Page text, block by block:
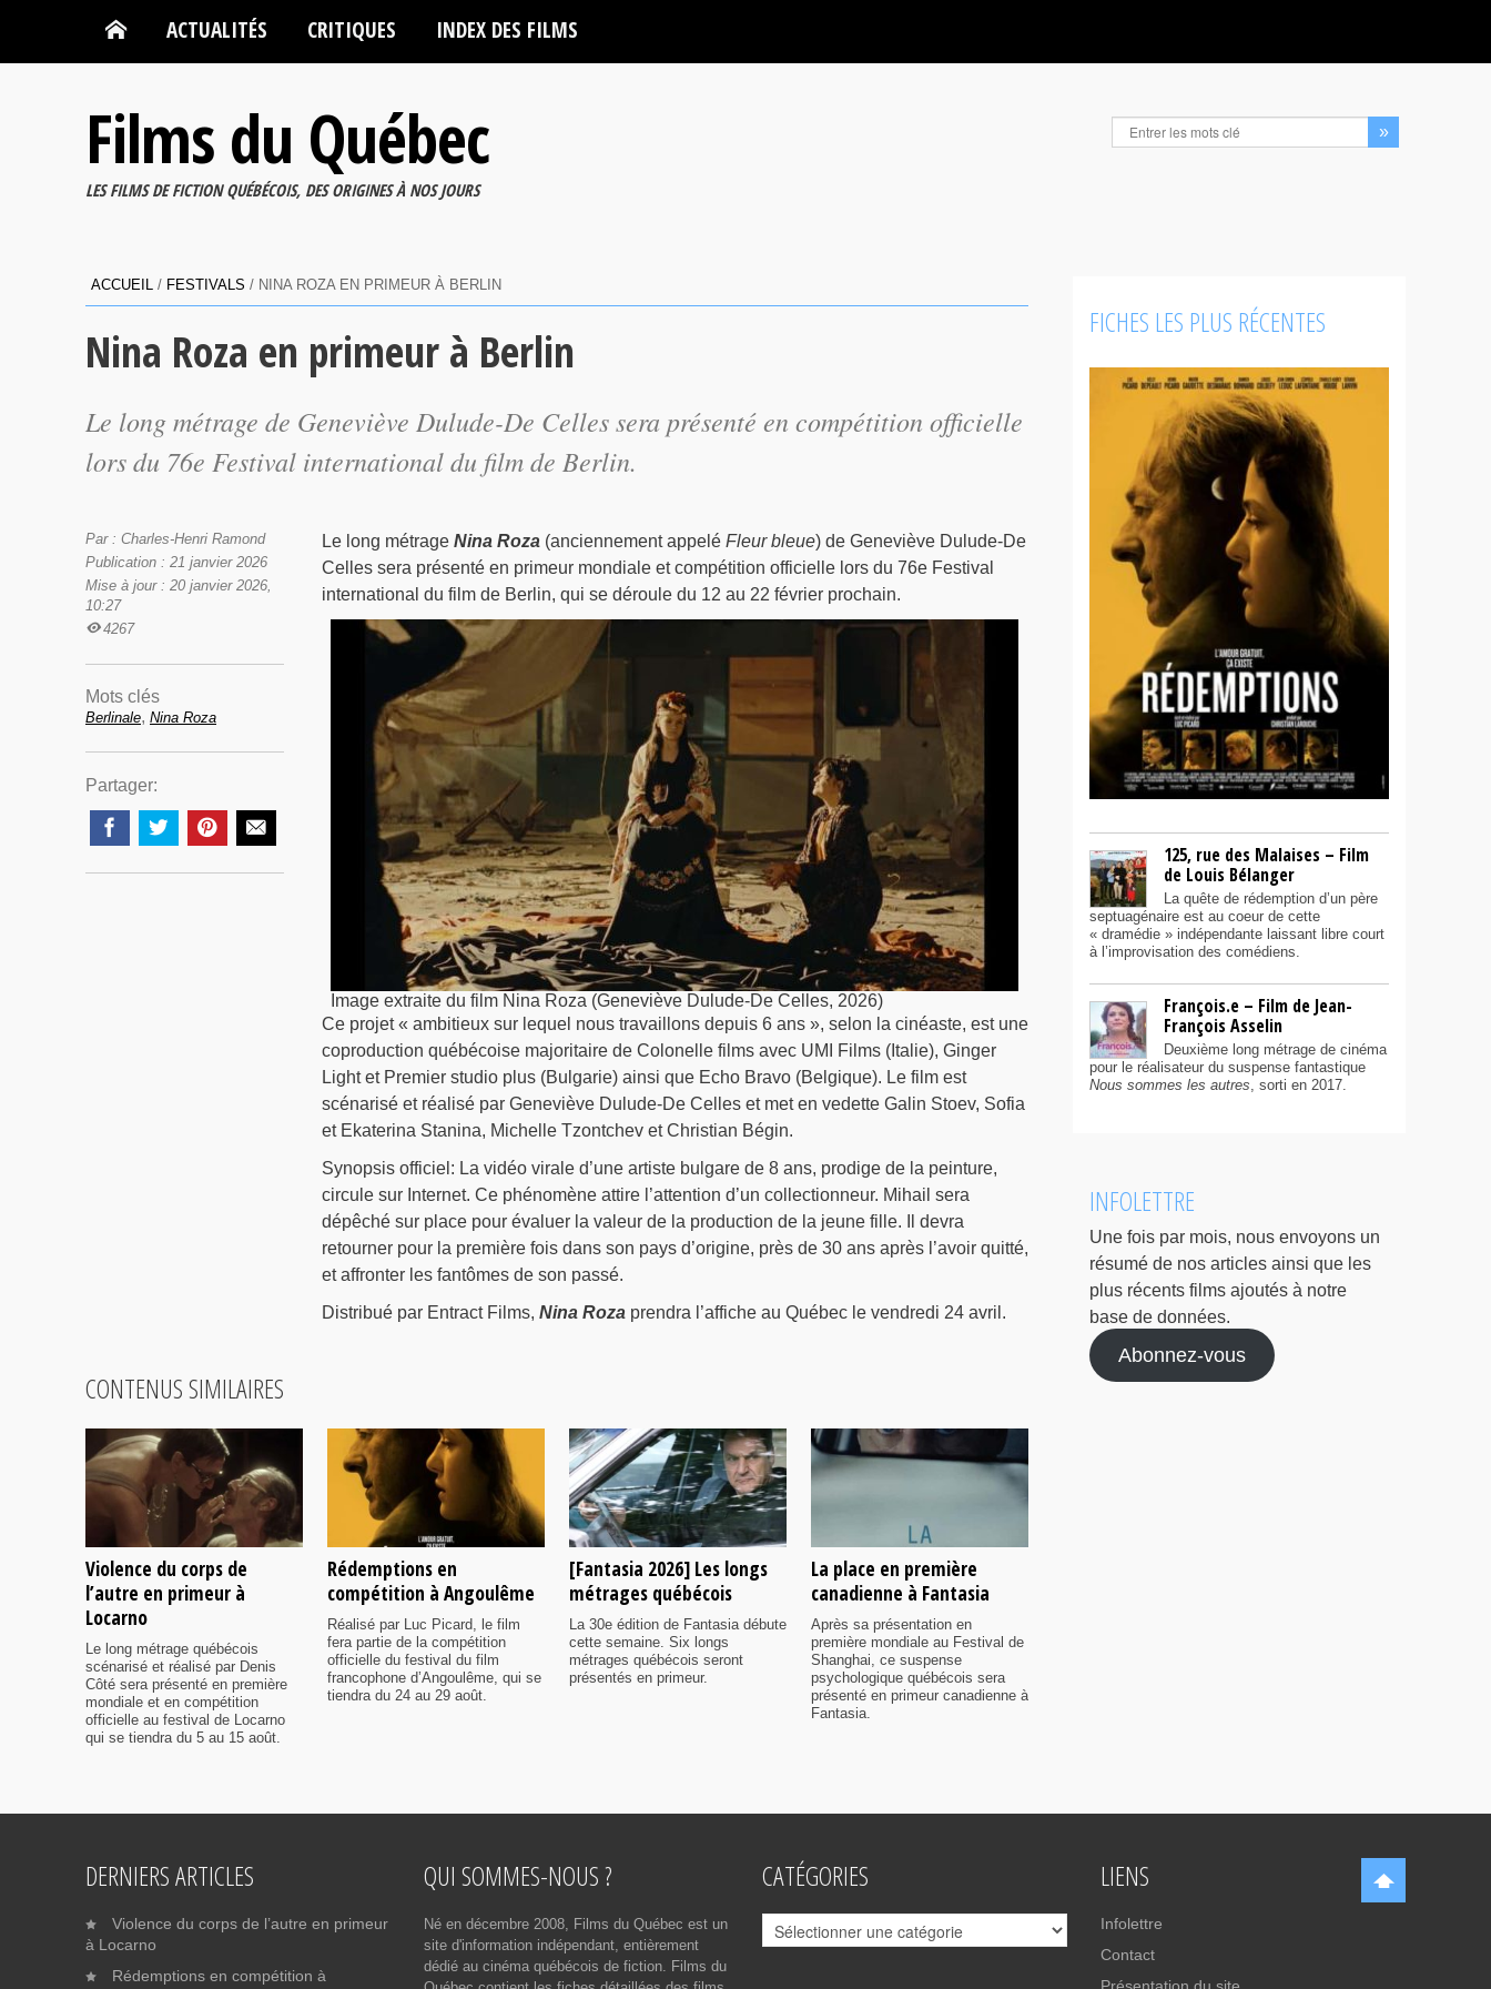
ACTUALITÉS CRITIQUES INDEX DES FILMS
Films du Québec
LES FILMS DE FICTION QUÉBÉCOIS, DES ORIGINES À NOS JOURS
ACCUEIL / FESTIVALS / NINA ROZA EN PRIMEUR À BERLIN
Nina Roza en primeur à Berlin
Le long métrage de Geneviève Dulude-De Celles sera présenté en compétition officielle
lors du 76e Festival international du film de Berlin.
Le long métrage Nina Roza(anciennement appelé Fleur bleue) de Geneviève Dulude-De
Celles sera présenté en primeur mondiale et compétition officielle lors du 76e Festival
international du film de Berlin, qui se déroule du 12 au 22 février prochain.
Image extraite du film Nina Roza (Geneviève Dulude-De Celles, 2026)
Ce projet « ambitieux sur lequel nous travaillons depuis 6 ans », selon la cinéaste, est une
coproduction québécoise majoritaire de Colonelle films avec UMI Films (Italie), Ginger
Light et Premier studio plus (Bulgarie) ainsi que Echo Bravo (Belgique). Le film est
scénarisé et réalisé par Geneviève Dulude-De Celles et met en vedette Galin Stoev, Sofia
et Ekaterina Stanina, Michelle Tzontchev et Christian Bégin.
Synopsis officiel: La vidéo virale d’une artiste bulgare de 8 ans, prodige de la peinture,
circule sur Internet. Ce phénomène attire l’attention d’un collectionneur. Mihail sera
dépêché sur place pour évaluer la valeur de la production de la jeune fille. Il devra
retourner pour la première fois dans son pays d’origine, près de 30 ans après l’avoir quitté,
et affronter les fantômes de son passé.
Distribué par Entract Films, Nina Rozaprendra l’affiche au Québec le vendredi 24 avril.
Par : Charles-Henri Ramond
Publication : 21 janvier 2026
Mise à jour : 20 janvier 2026,
10:27
4267
Mots clés
Berlinale, Nina Roza
Partager:
CONTENUS SIMILAIRES
Violence du corps de
l’autre en primeur à
Locarno
Le long métrage québécois
scénarisé et réalisé par Denis
Côté sera présenté en première
mondiale et en compétition
officielle au festival de Locarno
qui se tiendra du 5 au 15 août.
Rédemptions en
compétition à Angoulême
Réalisé par Luc Picard, le film
fera partie de la compétition
officielle du festival du film
francophone d’Angoulême, qui se
tiendra du 24 au 29 août.
[Fantasia 2026] Les longs
métrages québécois
La 30e édition de Fantasia débute
cette semaine. Six longs
métrages québécois seront
présentés en primeur.
La place en première
canadienne à Fantasia
Après sa présentation en
première mondiale au Festival de
Shanghai, ce suspense
psychologique québécois sera
présenté en primeur canadienne à
Fantasia.
FICHES LES PLUS RÉCENTES
125, rue des Malaises – Film
de Louis Bélanger
La quête de rédemption d’un père
septuagénaire est au coeur de cette
« dramédie » indépendante laissant libre court
à l’improvisation des comédiens.
François.e – Film de Jean-
François Asselin
Deuxième long métrage de cinéma
pour le réalisateur du suspense fantastique
Nous sommes les autres, sorti en 2017.
INFOLETTRE
Une fois par mois, nous envoyons un
résumé de nos articles ainsi que les
plus récents films ajoutés à notre
base de données.
Abonnez-vous
DERNIERS ARTICLES
Violence du corps de l’autre en primeur
à Locarno
Rédemptions en compétition à
QUI SOMMES-NOUS ?
Né en décembre 2008, Films du Québec est un
site d'information indépendant, entièrement
dédié au cinéma québécois de fiction. Films du
CATÉGORIES
Catégories
LIENS
Infolettre
Contact
Présentation du site